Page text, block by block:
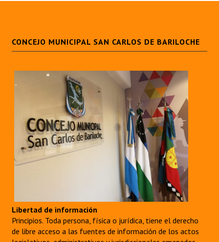
CONCEJO MUNICIPAL SAN CARLOS DE BARILOCHE
Libertad de información
Principios. Toda persona, física o jurídica, tiene el derecho
de libre acceso a las fuentes de información de los actos